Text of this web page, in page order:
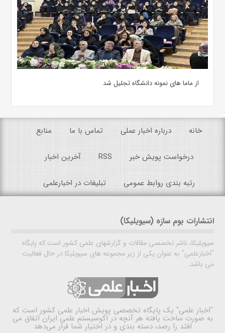
از ماما های نمونه دانشگاه تجلیل شد
خانه درباره اخبار عملی تماس با ما منابع
درخواست پویش خبر RSS آخرین اخبار
رتبه بندی روابط عمومی تبلیغات در اخبارعلمی
انتشارات بوم سازه (سیویلیکا)
سیویلیکا، ناشر تخصصی مقالات و گزارشهای علمی کشور است که پایگاه
"اخبارعلمی" به عنوان یکی از زیر مجموعه های سیویلیکا در حال فعالیت
می باشد.
"اخبار علمی" یک پایگاه تخصصی پویش اخبار علمی کشور است که
به صورت ساخت یافته هر آنچه در اکوسیستم علمی ایران اتفاق می
افتد را رصد، دسته بندی و در اختیار شما قرار می‌دهد